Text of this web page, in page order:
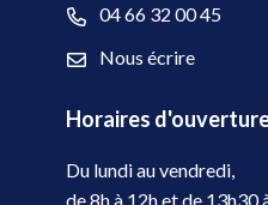
04 66 32 00 45
Nous écrire
Horaires
Du lundi au vendredi,
de 8h à 12h et de 13h30